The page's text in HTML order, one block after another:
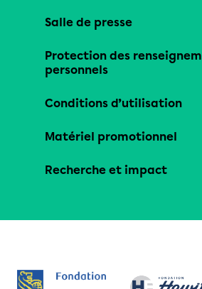
Salle de presse
Protection des
personnels
Conditions d’utilisation
Matériel promotionnel
Recherche et impact